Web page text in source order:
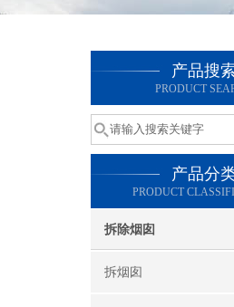
产品搜
PRODUCT
产品分
PRODUCT
拆除烟囱
拆烟囱